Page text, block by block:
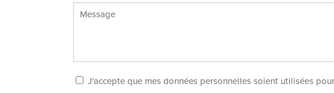
J'accepte que mes données personnelles soient utilisées